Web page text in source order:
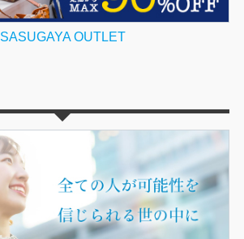
SASUGAYA OUTLET